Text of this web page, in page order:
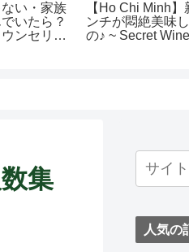
い・家族
いたら？
ンセリン
【Ho Chi Minh】
ンチが悶絶美味
の♪ ~ Secret
集
人気の